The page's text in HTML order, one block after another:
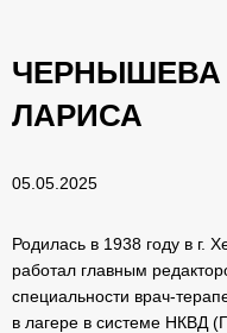
ЧЕРНЫШЕВА
ЛАРИСА
05.05.2025
Родилась в 1938 году в г.
работал главным
специальности врач-
в лагере в системе НКВД